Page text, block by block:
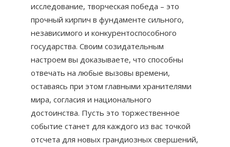
исследование, творческая победа – это
прочный кирпич в фундаменте сильного,
независимого и конкурентоспособного
государства. Своим созидательным
настроем вы доказываете, что способны
отвечать на любые вызовы времени,
оставаясь при этом главными хранителями
мира, согласия и национального
достоинства. Пусть это торжественное
событие станет для каждого из вас точкой
отсчета для новых грандиозных свершений,